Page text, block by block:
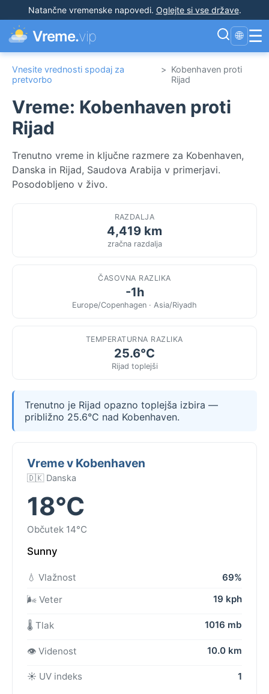
Natančne vremenske napovedi. Oglejte si vse države.
Vreme.vip 🌐 ☰
Vnesite vrednosti spodaj za
pretvorbo
> Kobenhaven proti
Rijad
Vreme: Kobenhaven proti
Rijad
Trenutno vreme in ključne razmere za Kobenhaven,
Danska in Rijad, Saudova Arabija v primerjavi.
Posodobljeno v živo.
RAZDALJA
4,419 km
zračna razdalja
ČASOVNA RAZLIKA
-1h
Europe/Copenhagen · Asia/Riyadh
TEMPERATURNA RAZLIKA
25.6°C
Rijad toplejši
Trenutno je Rijad opazno toplejša izbira —
približno 25.6°C nad Kobenhaven.
Vreme v Kobenhaven
🇩🇰 Danska
18°C
Občutek 14°C
Sunny
💧 Vlažnost
69%
🌬️ Veter
19 kph
🌡️ Tlak 1016 mb
👁️ Videnost 10.0 km
☀️ UV indeks 1